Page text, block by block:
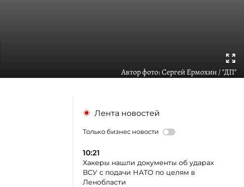
Автор фото:Сергей Ермохин / "ДП"
Лента новостей
Только бизнес новости
10:21
Хакеры нашли документы об ударах
ВСУ с подачи НАТО по целям в
Ленобласти